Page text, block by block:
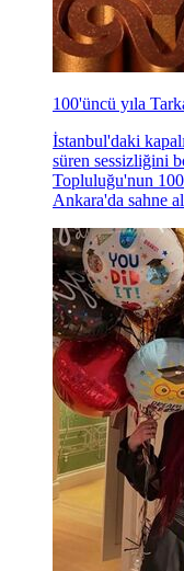
100'üncü yıla
İstanbul'daki
süren sessizliğini
Topluluğu'nun
Ankara'da sahne